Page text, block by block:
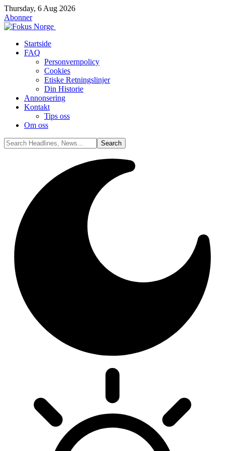
Thursday, 6 Aug 2026
Abonner
Startside
FAQ
Personvernpolicy
Cookies
Etiske Retningslinjer
Din Historie
Annonsering
Kontakt
Tips oss
Om oss